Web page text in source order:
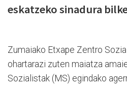
eskatzeko sinadura
Zumaiako Etxape Zentro
ohartarazi zuten maiatza
Sozialistak (MS) egindako